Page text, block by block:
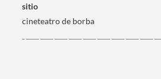
sitio
cineteatro de borba